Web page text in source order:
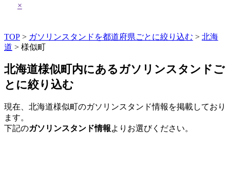
×
TOP > ガソリンスタンドを都道府県ごとに絞り込む > 北海
道 > 様似町
北海道様似町内にあるガソリンスタンドご
とに絞り込む
現在、北海道様似町のガソリンスタンド情報を掲載しており
ます。
下記のガソリンスタンド情報よりお選びください。